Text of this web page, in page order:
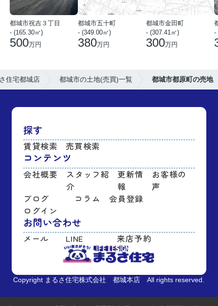
都城市祝吉３丁目
- (165.30㎡)
500万円
都城市五十町
- (349.00㎡)
380万円
都城市金田町
- (307.41㎡)
300万円
-
住宅都城店 都城市の土地(売買)一覧 都城市都原町の売地
探す
賃貸検索 売買検索
コンテンツ
会社概要
スタッフ紹
介
更新情
報
お客様の
声
ブログ
コラム
会員登録
ログイン
お問い合わせ
メール LINE 来店予約
Copyright まるさ住宅株式会社 都城本店 All rights reserved.